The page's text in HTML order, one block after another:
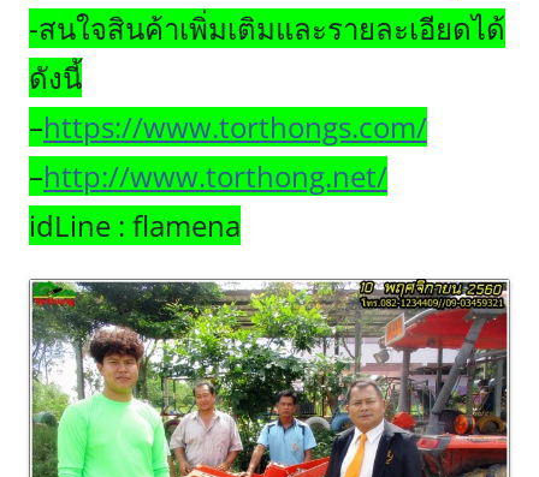
-สนใจสินค้าเพิ่มเติมและรายละเอียดได้
ดังนี้
–https://www.torthongs.com/
–http://www.torthong.net/
idLine : flamena